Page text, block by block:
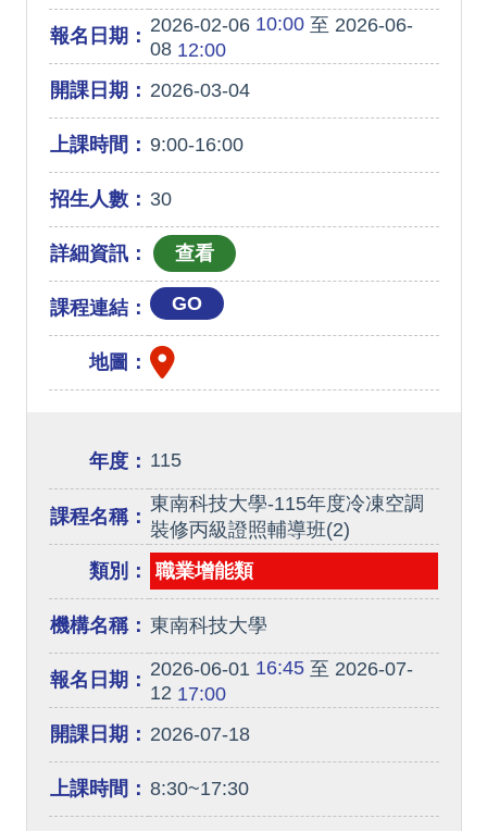
報名日期： 2026-02-0610:00至 2026-06-
0812:00
開課日期： 2026-03-04
上課時間： 9:00-16:00
招生人數： 30
詳細資訊：
課程連結： GO
地圖：
年度： 115
課程名稱：
東南科技大學-115年度冷凍空調
裝修丙級證照輔導班(2)
類別：
職業增能類
機構名稱： 東南科技大學
報名日期： 2026-06-01 16:45至 2026-07-
12 17:00
開課日期： 2026-07-18
上課時間： 8:30~17:30